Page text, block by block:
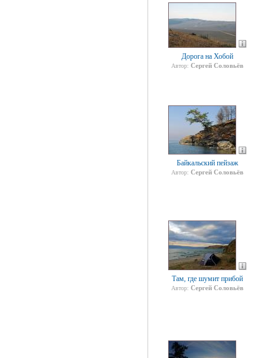
Дорога на Хобой
Автор: Сергей Соловьёв
Байкальский пейзаж
Автор: Сергей Соловьёв
Там, где шумит прибой
Автор: Сергей Соловьёв